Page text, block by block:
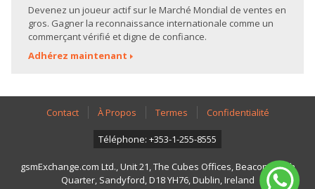
Devenez un joueur actif sur le Marché Mondial de ventes en
gros. Gagner la reconnaissance internationale comme un
commerçant vérifié et digne de confiance.
Adhérez maintenant
Contact À Propos Termes Confidentialité
Téléphone: +353-1-255-8555
gsmExchange.com Ltd., Unit 21, The Cubes Offices, Beacon South
Quarter, Sandyford, D18 YH76, Dublin, Ireland